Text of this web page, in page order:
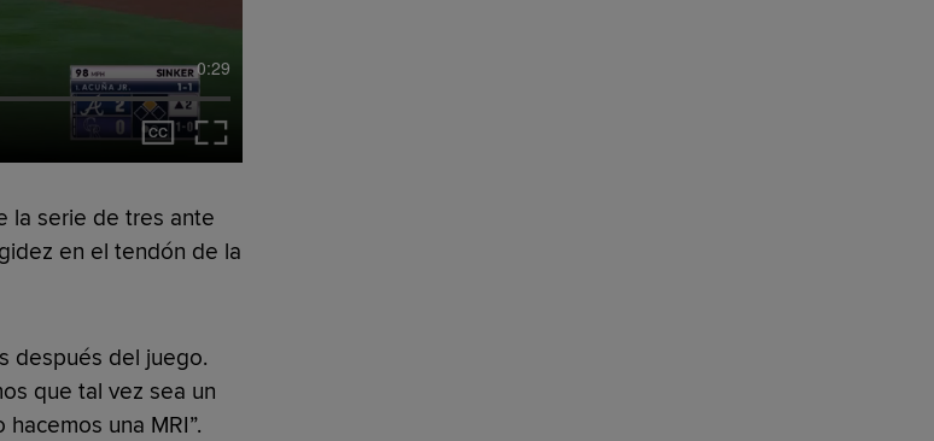
0:29
la serie de tres ante
en el tendón de la
después del juego.
que tal vez sea un
una MRI”.